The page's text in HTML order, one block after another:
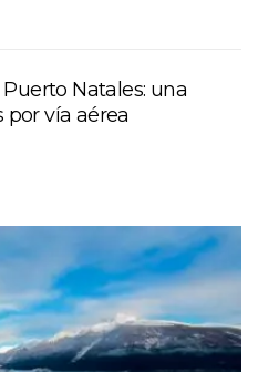
Natales: una
vía aérea